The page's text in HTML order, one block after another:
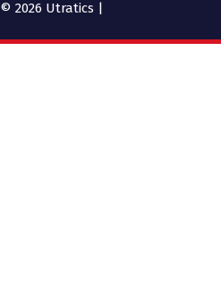
2026 Utratics |